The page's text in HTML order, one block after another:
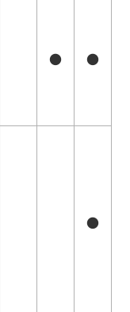
● ●
●